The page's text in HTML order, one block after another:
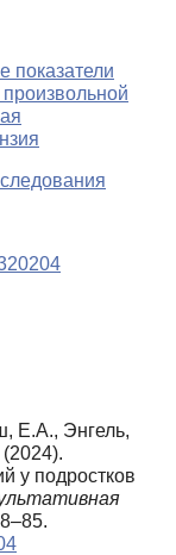
показатели
Е.А., Энгель,
у подростков